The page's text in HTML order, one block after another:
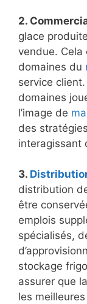
2.
glace
vendue. Cela
domaines du
service
domaines
l’image de
des
interagissant
3.
distribution
être
emplois
spécialisés,
stockage
assurer que
les